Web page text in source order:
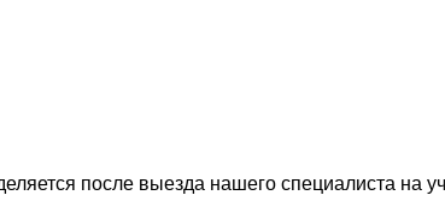
после выезда нашего специалиста на